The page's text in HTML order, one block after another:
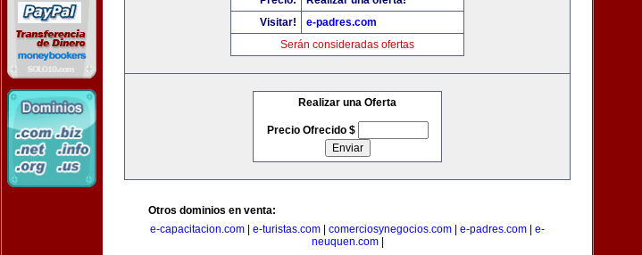
Visitar!
e-padres.com
Serán consideradas ofertas
Realizar una Oferta
Precio Ofrecido $
Otros dominios en venta:
e-capacitacion.com
e-turistas.com comerciosynegocios.com e-padres.com
e-
neuquen.com|